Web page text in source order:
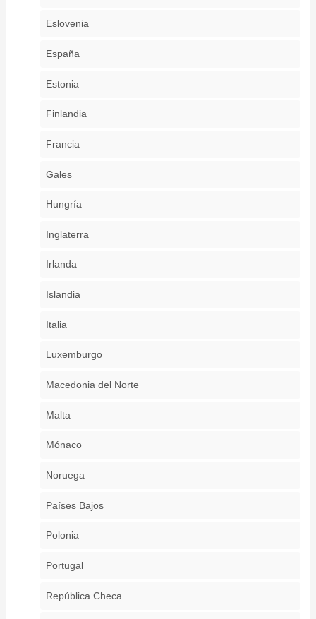
Eslovenia
España
Estonia
Finlandia
Francia
Gales
Hungría
Inglaterra
Irlanda
Islandia
Italia
Luxemburgo
Macedonia del Norte
Malta
Mónaco
Noruega
Países Bajos
Polonia
Portugal
República Checa